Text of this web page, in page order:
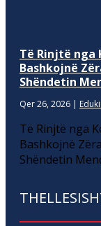
Të Rinjtë nga
Bashkojnë
Shëndetin
Qer 26, 2026 |
Të Rinjtë nga
Bashkojnë
Shëndetin